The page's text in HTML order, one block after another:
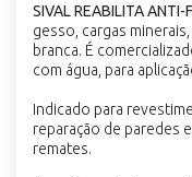
SIVAL REABILITA ANTI-
gesso, cargas
branca. É
com água, para
Indicado para
reparação de paredes
remates.